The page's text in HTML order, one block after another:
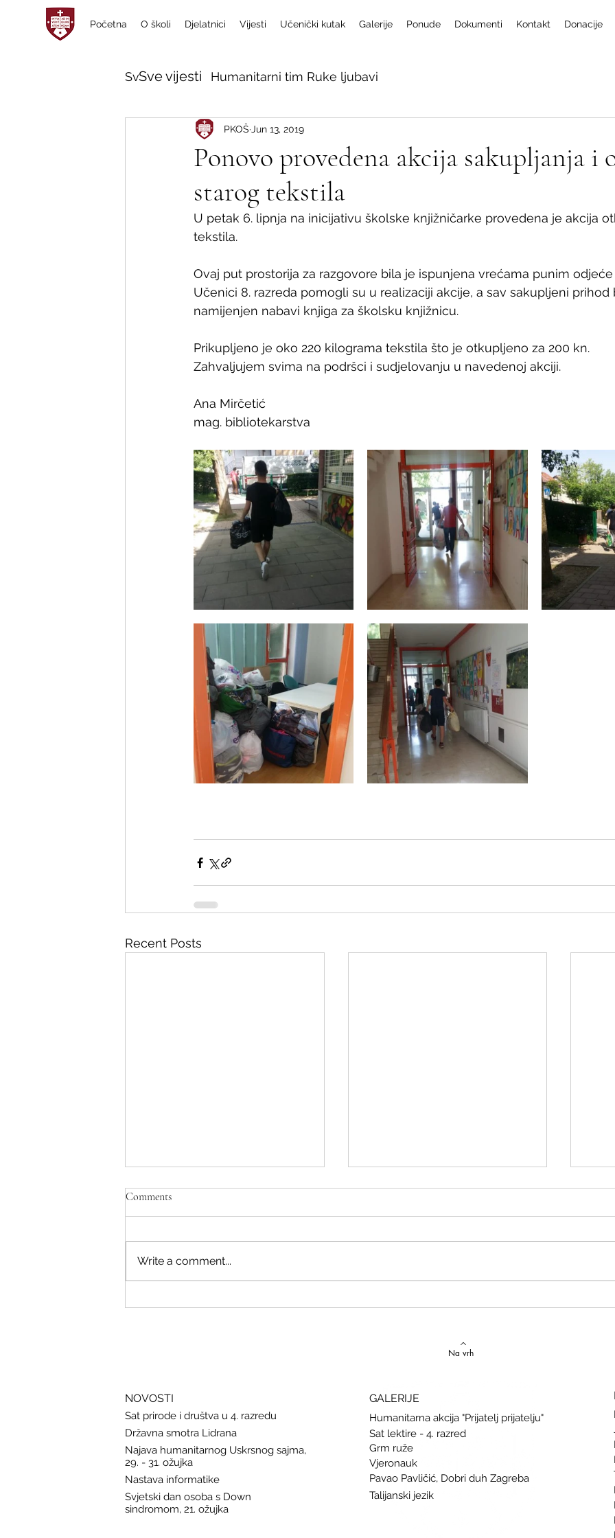
Početna O školi Djelatnici Vijesti Učenički kutak Galerije Ponude Dokumenti Kontakt Donacije
Sve vijesti Humanitarni tim Ruke ljubavi
Ponovo provedena akcija sakupljanja i
starog tekstila
PKOŠ Jun 13, 2019
U petak 6. lipnja na inicijativu školske knjižničarke provedena je akcija
tekstila.
Ovaj put prostorija za razgovore bila je ispunjena vrećama punim
Učenici 8. razreda pomogli su u realizaciji akcije, a sav sakupljeni prihod
namijenjen nabavi knjiga za školsku knjižnicu.
Prikupljeno je oko 220 kilograma tekstila što je otkupljeno za 200 kn.
Zahvaljujem svima na podršci i sudjelovanju u navedenoj akciji.
Ana Mirčetić
mag. bibliotekarstva
Recent Posts
Comments
Write a comment...
Sve vijesti
Na vrh
NOVOSTI
Sat prirode i društva u 4. razredu
Državna smotra Lidrana
Najava humanitarnog Uskrsnog sajma,
29. - 31. ožujka
Nastava informatike
Svjetski dan osoba s Down
sindromom, 21. ožujka
GALERIJE
Humanitarna akcija "Prijatelj prijatelju"
Sat lektire - 4. razred
Grm ruže
Vjeronauk
Pavao Pavličić, Dobri duh Zagreba
Talijanski jezik